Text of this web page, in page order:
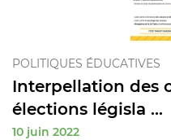
POLITIQUES ÉDUCATIVES
Interpellation des
élections législa ...
10 juin 2022